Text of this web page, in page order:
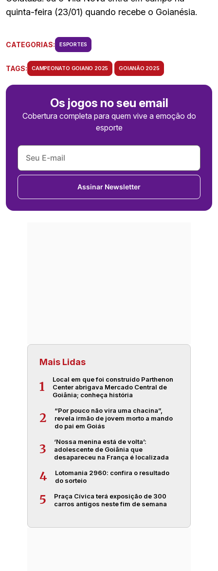
quinta-feira (23/01) quando recebe o Goianésia.
CATEGORIAS: ESPORTES
TAGS: CAMPEONATO GOIANO 2025 GOIANÃO 2025
Os jogos no seu email
Cobertura completa para quem vive a emoção do
esporte
Assinar Newsletter
Mais Lidas
1
Local em que foi construído Parthenon
Center abrigava Mercado Central de
Goiânia; conheça história
2
“Por pouco não vira uma chacina”,
revela irmão de jovem morto a mando
do pai em Goiás
3
‘Nossa menina está de volta’:
adolescente de Goiânia que
desapareceu na França é localizada
4
Lotomania 2960: confira o resultado
do sorteio
5
Praça Cívica terá exposição de 300
carros antigos neste fim de semana